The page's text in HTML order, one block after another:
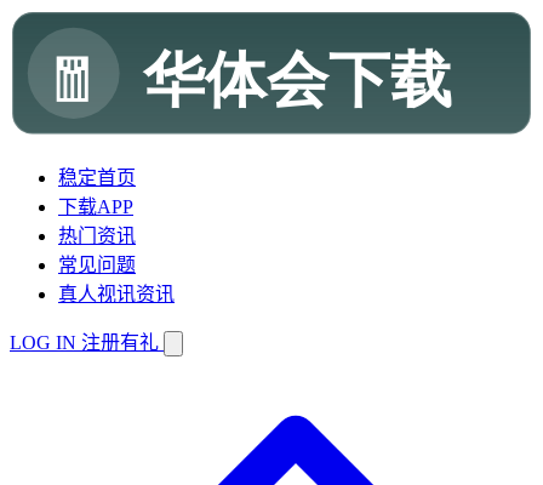
稳定首页
下载APP
热门资讯
常见问题
真人视讯资讯
LOG IN 注册有礼